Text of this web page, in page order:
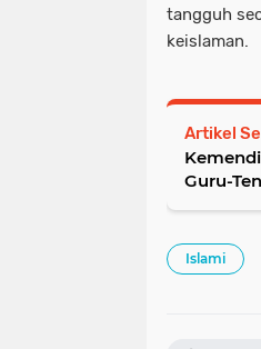
tangguh
keislaman.
Artikel
Guru-
Islami